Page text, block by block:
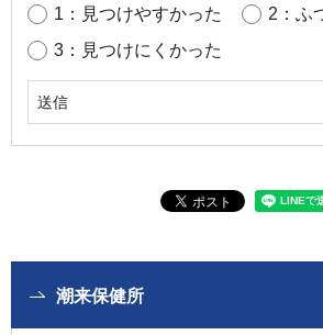
1：見つけやすかった
2：ふ
3：見つけにくかった
潮来保健所